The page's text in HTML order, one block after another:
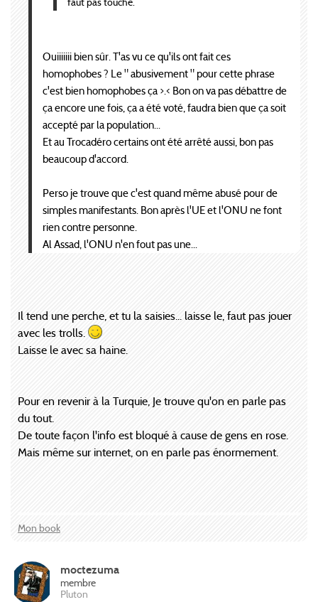
Ouiiiiiii bien sûr. T'as vu ce qu'ils ont fait ces
homophobes ? Le " abusivement " pour cette phrase
c'est bien homophobes ça >.< Bon on va pas débattre de
ça encore une fois, ça a été voté, faudra bien que ça soit
accepté par la population...
Et au Trocadéro certains ont été arrêté aussi, bon pas
beaucoup d'accord.
Perso je trouve que c'est quand même abusé pour de
simples manifestants. Bon après l'UE et l'ONU ne font
rien contre personne.
Al Assad, l'ONU n'en fout pas une...
Il tend une perche, et tu la saisies... laisse le, faut pas jouer
avec les trolls.
Laisse le avec sa haine.
Pour en revenir à la Turquie, Je trouve qu'on en parle pas
du tout.
De toute façon l'info est bloqué à cause de gens en rose.
Mais même sur internet, on en parle pas énormement.
Mon book
moctezuma
membre
Pluton